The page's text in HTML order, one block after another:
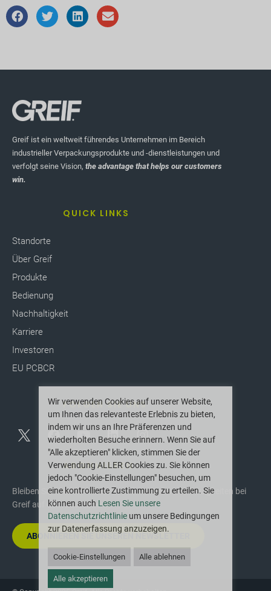
Greif ist ein weltweit führendes Unternehmen im Bereich
industrieller Verpackungsprodukte und -dienstleistungen und
verfolgt seine Vision, the advantage that helps our customers
win.
QUICK LINKS
Standorte
Über Greif
Produkte
Bedienung
Nachhaltigkeit
Karriere
Investoren
EU PCBCR
FOLGEN SIE UNS
ABONNIEREN
Bleiben Sie über die neuesten Innovationen und Neuigkeiten bei
Greif auf dem Laufenden.
ABONNIEREN SIE UNSEREN NEWSLETTER
Wir verwenden Cookies auf unserer Website,
um Ihnen das relevanteste Erlebnis zu bieten,
indem wir uns an Ihre Präferenzen und
wiederholten Besuche erinnern. Wenn Sie auf
"Alle akzeptieren" klicken, stimmen Sie der
Verwendung ALLER Cookies zu. Sie können
jedoch "Cookie-Einstellungen" besuchen, um
eine kontrollierte Zustimmung zu erteilen. Sie
können auch Lesen Sie unsere
Datenschutzrichtlinie um unsere Bedingungen
zur Datenerfassung anzuzeigen.
Cookie-Einstellungen Alle ablehnen
Alle akzeptieren